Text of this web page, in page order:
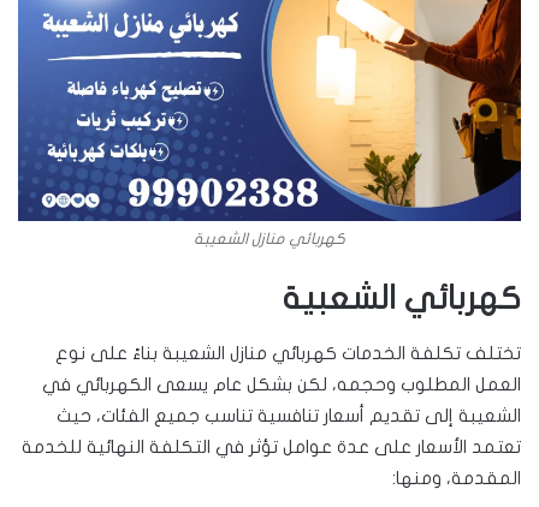
كهربائي منازل الشعيبة
كهربائي الشعبية
تختلف تكلفة الخدمات كهربائي منازل الشعيبة بناءً على نوع
العمل المطلوب وحجمه، لكن بشكل عام يسعى الكهربائي في
الشعيبة إلى تقديم أسعار تنافسية تناسب جميع الفئات، حيث
تعتمد الأسعار على عدة عوامل تؤثر في التكلفة النهائية للخدمة
المقدمة، ومنها: